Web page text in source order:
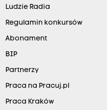
Ludzie Radia
Regulamin konkursów
Abonament
BIP
Partnerzy
Praca na Pracuj.pl
Praca Kraków